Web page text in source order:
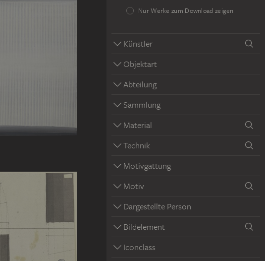
Nur Werke zum Download zeigen
Künstler
Objektart
Abteilung
Sammlung
Material
Technik
Motivgattung
Motiv
Dargestellte Person
Bildelement
Iconclass